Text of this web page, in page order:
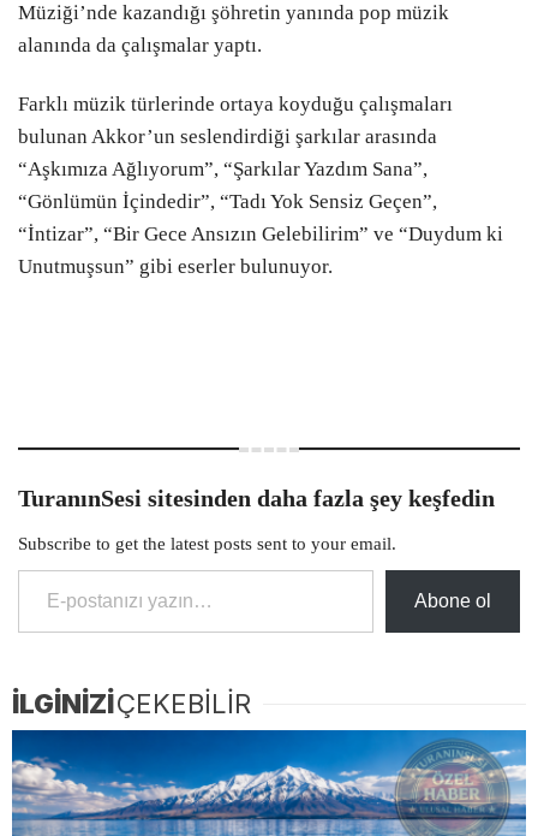
Müziği’nde kazandığı şöhretin yanında pop müzik
alanında da çalışmalar yaptı.
Farklı müzik türlerinde ortaya koyduğu çalışmaları
bulunan Akkor’un seslendirdiği şarkılar arasında
“Aşkımıza Ağlıyorum”, “Şarkılar Yazdım Sana”,
“Gönlümün İçindedir”, “Tadı Yok Sensiz Geçen”,
“İntizar”, “Bir Gece Ansızın Gelebilirim” ve “Duydum ki
Unutmuşsun” gibi eserler bulunuyor.
TuranınSesi sitesinden daha fazla şey keşfedin
Subscribe to get the latest posts sent to your email.
E-postanızı yazın…
Abone ol
İLGİNİZİÇEKEBİLİR